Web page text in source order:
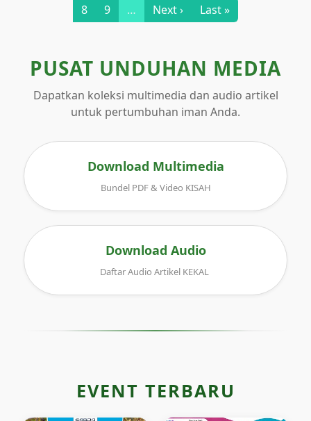
Page
8 Page
9 … Next page
Next › Last page
Last »
PUSAT UNDUHAN MEDIA
Dapatkan koleksi multimedia dan audio artikel
untuk pertumbuhan iman Anda.
Download Multimedia
Bundel PDF & Video KISAH
Download Audio
Daftar Audio Artikel KEKAL
EVENT TERBARU